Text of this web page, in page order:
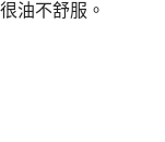
油不舒服。